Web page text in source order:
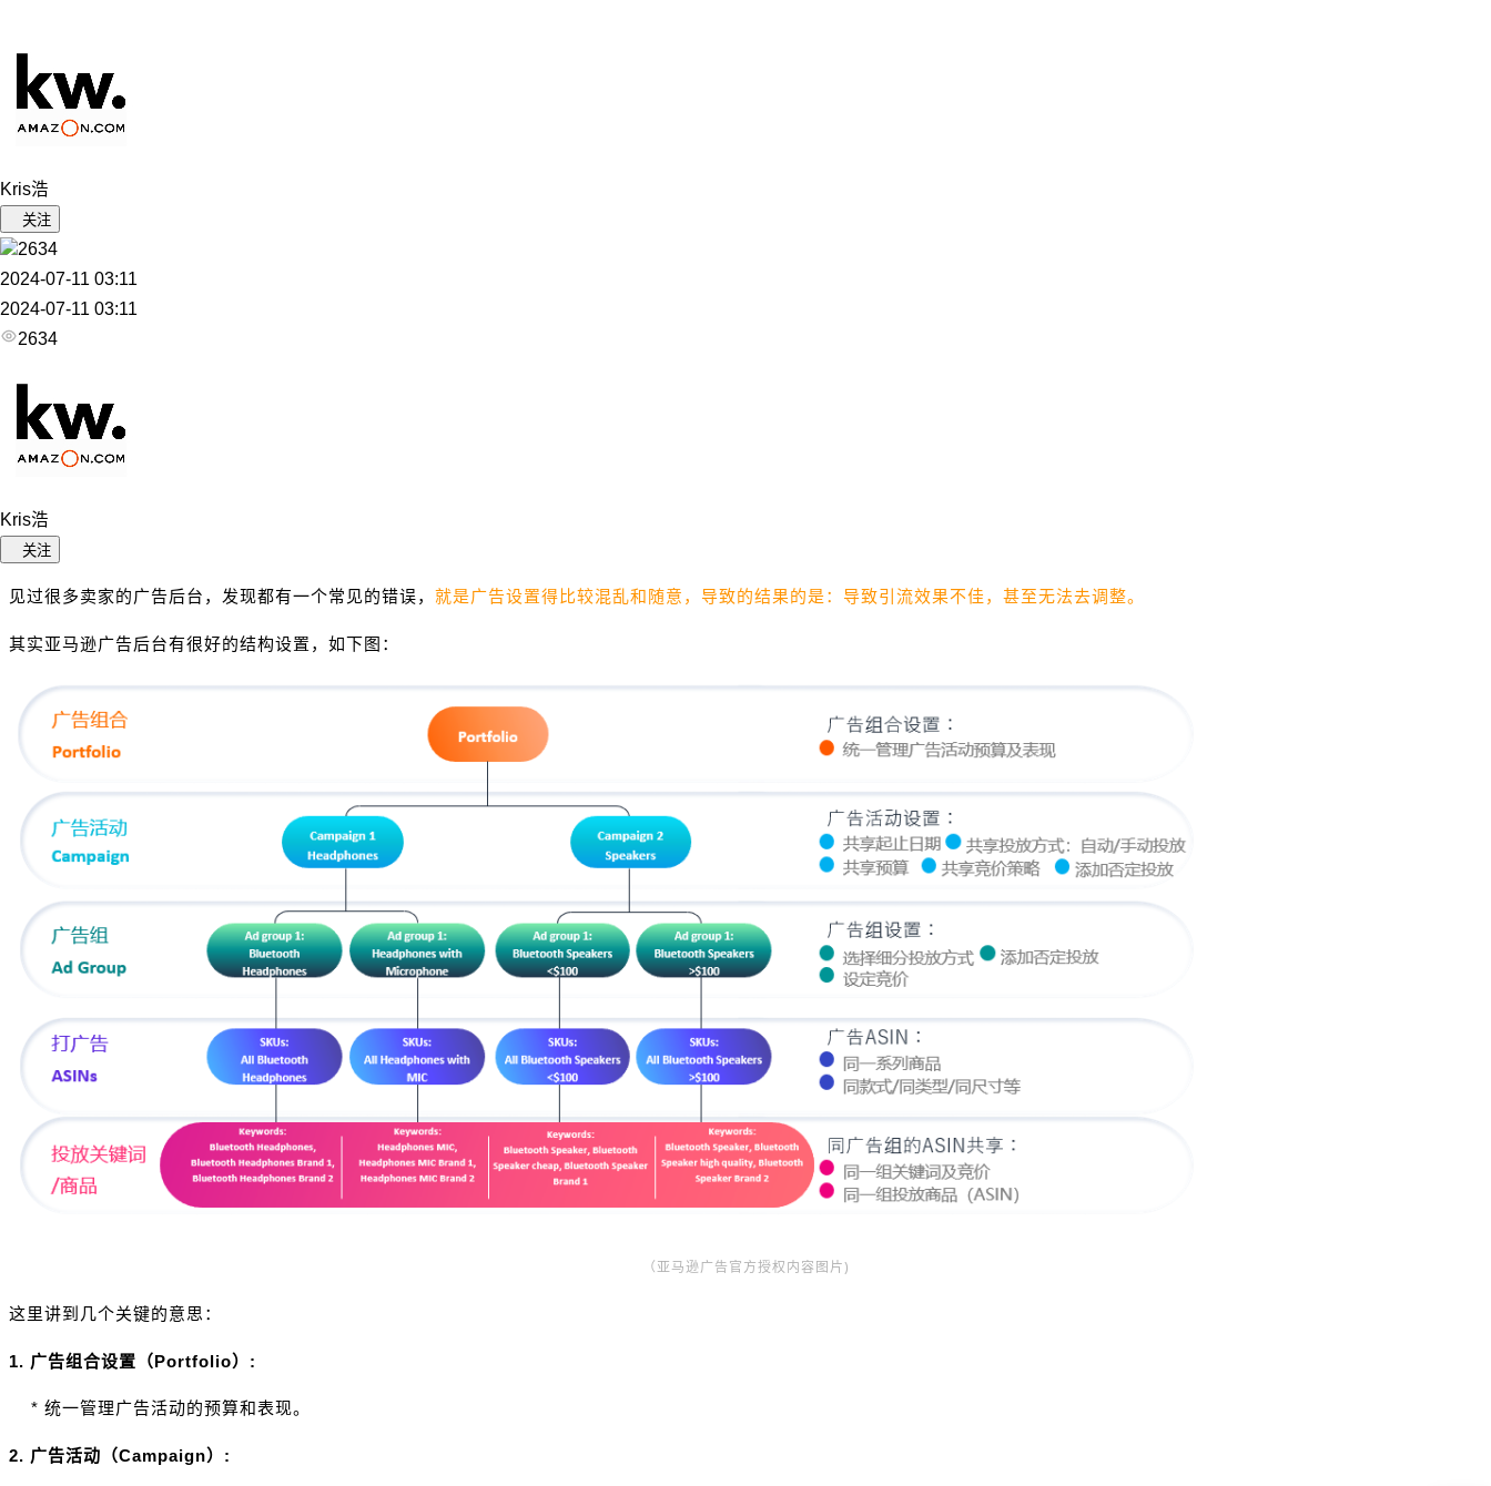
Kris浩
关注
2634
2024-07-11 03:11
2024-07-11 03:11
2634
Kris浩
关注
见过很多卖家的广告后台，发现都有一个常见的错误， 就是广告设置得比较混乱和随意，导致的结果的是：导致引流效果不佳，甚至无法去调整。
其实亚马逊广告后台有很好的结构设置，如下图：
（亚马逊广告官方授权内容图片)
这里讲到几个关键的意思：
1. 广告组合设置（Portfolio）:
* 统一管理广告活动的预算和表现。
2. 广告活动（Campaign）: